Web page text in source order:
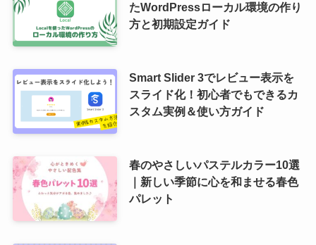
たWordPressローカル環境の作り
方と初期設定ガイド
Smart Slider 3でレビュー表示を
スライド化！初心者でもできるカ
スタム実例＆使い方ガイド
春のやさしいパステルカラー10選
｜新しい季節に心を和ませる春色
パレット